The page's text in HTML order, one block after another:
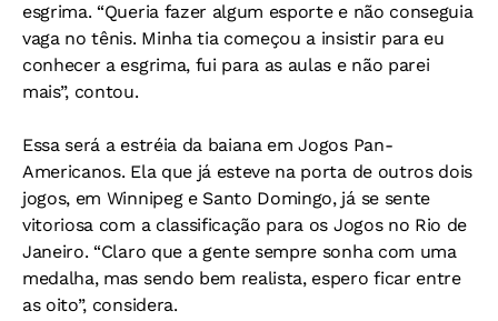
esgrima. “Queria fazer algum esporte e não conseguia
vaga no tênis. Minha tia começou a insistir para eu
conhecer a esgrima, fui para as aulas e não parei
mais”, contou.
Essa será a estréia da baiana em Jogos Pan-
Americanos. Ela que já esteve na porta de outros dois
jogos, em Winnipeg e Santo Domingo, já se sente
vitoriosa com a classificação para os Jogos no Rio de
Janeiro. “Claro que a gente sempre sonha com uma
medalha, mas sendo bem realista, espero ficar entre
as oito”, considera.